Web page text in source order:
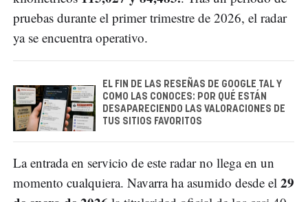
pruebas durante el primer trimestre de 2026, el radar
ya se encuentra operativo.
EL FIN DE LAS RESEÑAS DE GOOGLE TAL Y
COMO LAS CONOCES: POR QUÉ ESTÁN
DESAPARECIENDO LAS VALORACIONES DE
TUS SITIOS FAVORITOS
La entrada en servicio de este radar no llega en un
momento cualquiera. Navarra ha asumido desde el 29